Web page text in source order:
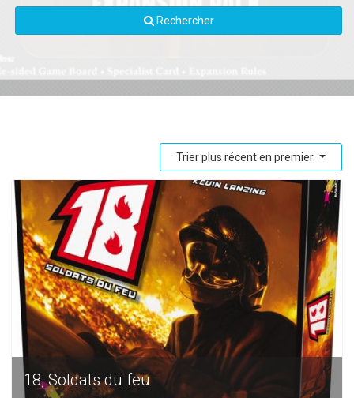
Rechercher
Trier plus récent en premier
18, Soldats du feu